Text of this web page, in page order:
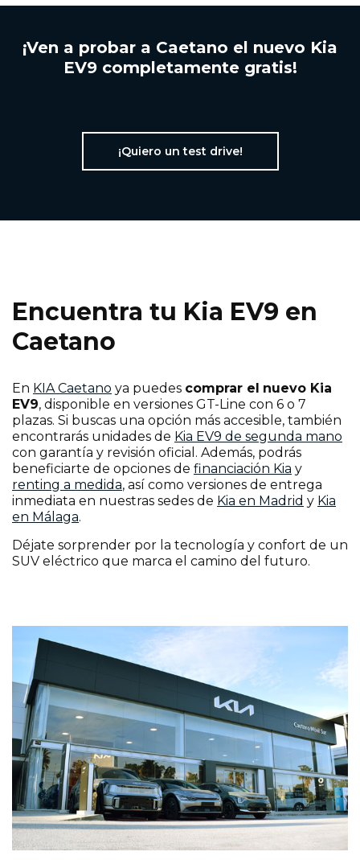
¡Ven a probar a Caetano el nuevo Kia
EV9 completamente gratis!
¡Quiero un test drive!
Encuentra tu Kia EV9 en
Caetano
En KIA Caetano ya puedes comprar el nuevo Kia
EV9, disponible en versiones GT-Line con 6 o 7
plazas. Si buscas una opción más accesible, también
encontrarás unidades de Kia EV9 de segunda mano
con garantía y revisión oficial. Además, podrás
beneficiarte de opciones de financiación Kia y
renting a medida, así como versiones de entrega
inmediata en nuestras sedes de Kia en Madrid y Kia
en Málaga.
Déjate sorprender por la tecnología y confort de un
SUV eléctrico que marca el camino del futuro.